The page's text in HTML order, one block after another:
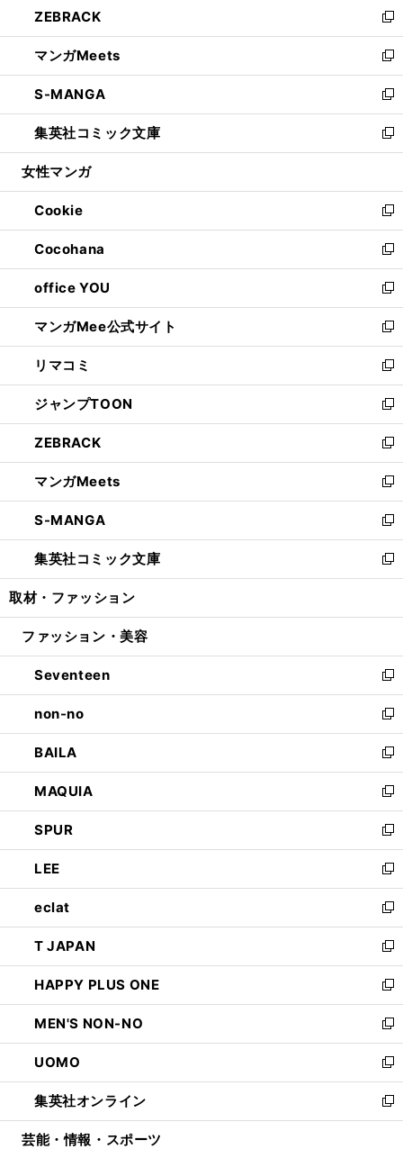
く
で
開
く
ド
ウ
で
開
く
ィ
ン
ド
ウ
で
開
く
い
ウ
ィ
ン
ド
ウ
で
開
ZEBRACK
新
し
い
ウ
ィ
ン
ド
ウ
開
く
マンガMeets
新
し
い
ウ
ィ
ン
ウ
で
開
く
S-MANGA
新
し
い
ウ
ン
ド
ウ
で
開
く
集英社コミック文庫
新
し
ウ
ィ
ン
ド
ウ
で
開
く
女性マンガ
Cookie
新
し
い
ウ
ィ
ン
ド
ウ
で
開
く
Cocohana
新
し
い
ウ
ィ
ン
ド
ウ
で
開
く
office YOU
新
し
い
ウ
ィ
ン
ド
ウ
で
開
く
マンガMee公式サイト
新
し
い
ウ
ィ
ン
ド
ウ
で
開
く
リマコミ
新
し
い
ウ
ィ
ン
ド
ウ
で
開
く
ジャンプTOON
新
し
い
ウ
ィ
ン
ド
ウ
で
開
ZEBRACK
新
し
い
ウ
ィ
ン
ド
ウ
開
マンガMeets
新
し
い
ウ
ィ
ン
ウ
開
く
S-MANGA
新
し
い
ウ
ン
ウ
で
開
く
集英社コミック文庫
新
し
ウ
ン
ド
ウ
で
開
く
取材・ファッション
ファッション・美容
Seventeen
新
し
い
ウ
ィ
ン
ド
ウ
で
開
く
non-no
新
し
い
ウ
ィ
ン
ド
ウ
で
開
く
BAILA
新
し
い
ウ
ィ
ン
ド
ウ
で
開
く
MAQUIA
新
し
い
ウ
ィ
ン
ド
ウ
で
開
く
SPUR
新
し
い
ウ
ィ
ン
ド
ウ
で
開
く
LEE
新
し
い
ウ
ィ
ン
ド
ウ
で
開
く
eclat
新
し
い
ウ
ィ
ン
ド
ウ
で
開
く
T JAPAN
新
し
い
ウ
ィ
ン
ド
ウ
で
開
HAPPY PLUS ONE
新
し
い
ウ
ィ
ン
ド
ウ
MEN'S NON-NO
新
し
い
ウ
ィ
ン
UOMO
新
し
い
ウ
集英社オンライン
新
し
芸能・情報・スポーツ